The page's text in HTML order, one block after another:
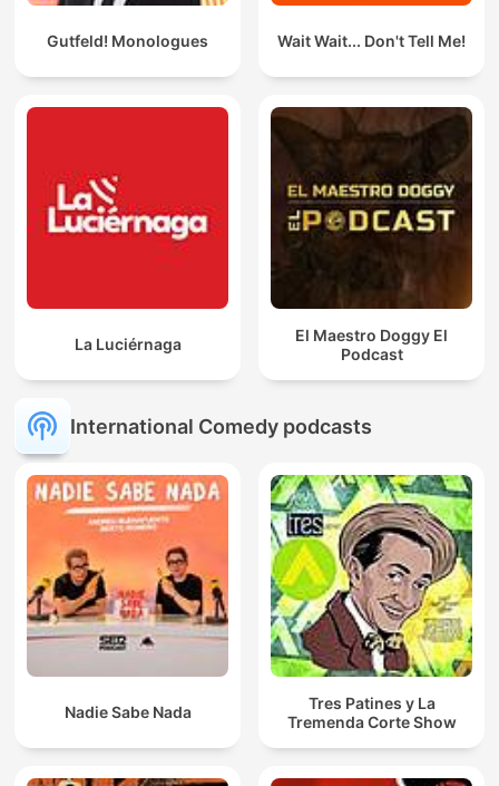
Gutfeld! Monologues Wait Wait... Don't Tell Me!
La Luciérnaga
El Maestro Doggy El
Podcast
International Comedy podcasts
Nadie Sabe Nada
Tres Patines y La
Tremenda Corte Show